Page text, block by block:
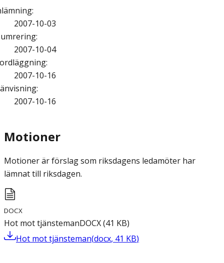
:
2007-10-03
:
2007-10-04
:
2007-10-16
:
2007-10-16
Motioner
Motioner är förslag som riksdagens ledamöter har
lämnat till riksdagen.
DOCX
Hot mot tjänstemanDOCX(41 KB)
Hot mot tjänsteman(docx, 41 KB)